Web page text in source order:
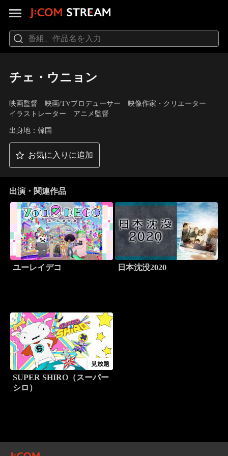
チェ・ウニョン
映画監督 映画/TVプロデューサー 映像作家・クリエーター
イラストレーター アニメ監督
出身地：韓国
お気に入りに追加
出演・関連作品
ユーレイデコ 日本沈没2020
見放題
SUPER SHIRO（スーパー
シロ）